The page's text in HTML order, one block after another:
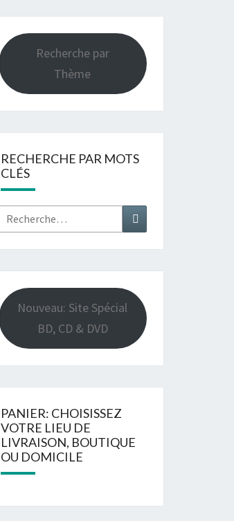
Recherche par
Thème
RECHERCHE PAR MOTS
CLÉS
Rechercher : Recherche
Nouveau: Site Spécial
BD, CD & DVD
PANIER: CHOISISSEZ
VOTRE LIEU DE
LIVRAISON, BOUTIQUE
OU DOMICILE